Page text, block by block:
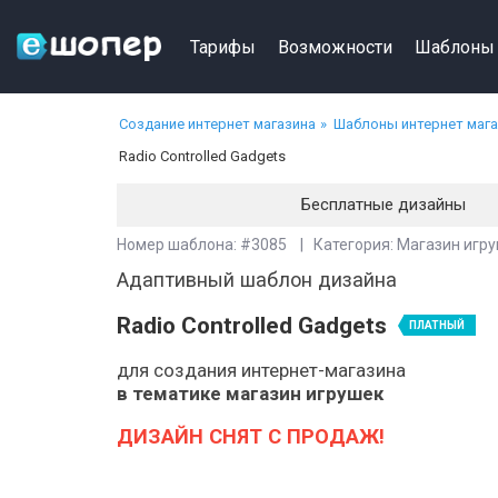
Тарифы Возможности Шаблоны
Создание интернет магазина
Шаблоны интернет
Radio Controlled Gadgets
Бесплатные дизайны
Номер шаблона: #3085 | Категория: Магазин
Адаптивный шаблон дизайна
Radio Controlled Gadgets ПЛАТНЫЙ
для создания интернет-магазина
в тематике магазин игрушек
ДИЗАЙН СНЯТ С ПРОДАЖ!